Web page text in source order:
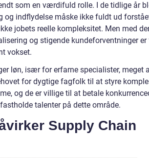
som en værdifuld rolle. I de tidlige år
indflydelse måske ikke fuldt ud
jobets reelle kompleksitet. Men med
og stigende kundeforventninger
vokset.
løn, især for erfarne specialister, meget
for dygtige fagfolk til at styre
og de er villige til at betale
talenter på dette område.
Supply Chain